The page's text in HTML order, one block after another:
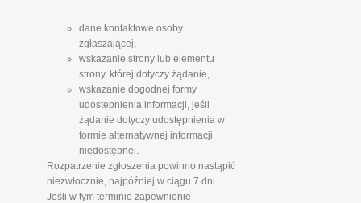
dane kontaktowe osoby
zgłaszającej,
wskazanie strony lub elementu
strony, której dotyczy żądanie,
wskazanie dogodnej formy
udostępnienia informacji, jeśli
żądanie dotyczy udostępnienia w
formie alternatywnej informacji
niedostępnej.
Rozpatrzenie zgłoszenia powinno nastąpić
niezwłocznie, najpóźniej w ciągu 7 dni.
Jeśli w tym terminie zapewnienie